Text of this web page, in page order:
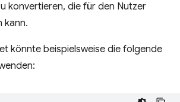
konvertieren, die für den Nutzer
kann.
könnte beispielsweise die folgende